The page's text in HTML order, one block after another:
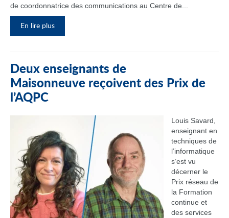
de coordonnatrice des communications au Centre de...
En lire plus
Deux enseignants de
Maisonneuve reçoivent des Prix de
l’AQPC
Louis Savard,
enseignant en
techniques de
l’informatique
s’est vu
décerner le
Prix réseau de
la Formation
continue et
des services